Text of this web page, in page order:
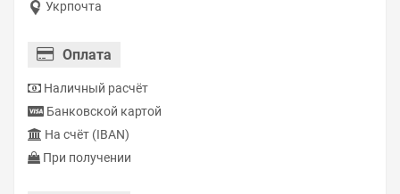
Укрпочта
Оплата
Наличный расчёт
Банковской картой
На счёт (IBAN)
При получении